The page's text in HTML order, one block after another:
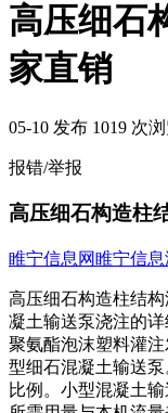
高压细石
家直销
05-10 发布 1019 次
报错/举报
高压细石构造柱
睢宁信息网睢宁信息
高压细石构造柱结
凝土输送泵浇注的
聚氨酯泡沫塑料灌
型细石混凝土输送
比例。小型混凝土